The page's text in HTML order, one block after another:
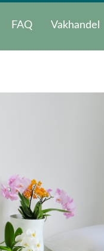
FAQ Vakhandel